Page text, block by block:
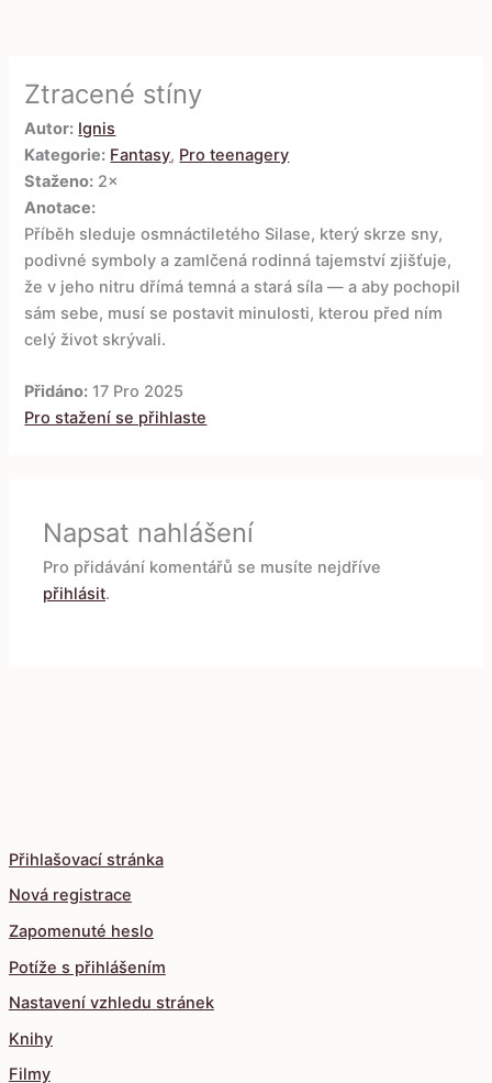
Přihlašovací stránka
Nová registrace
Zapomenuté heslo
Potíže s přihlášením
Nastavení vzhledu stránek
Knihy
Filmy
Ztracené stíny
Autor: Ignis
Kategorie: Fantasy, Pro teenagery
Staženo: 2×
Anotace:
Příběh sleduje osmnáctiletého Silase, který skrze sny,
podivné symboly a zamlčená rodinná tajemství zjišťuje,
že v jeho nitru dřímá temná a stará síla — a aby pochopil
sám sebe, musí se postavit minulosti, kterou před ním
celý život skrývali.
Přidáno: 17 Pro 2025
Pro stažení se přihlaste
Napsat nahlášení
Pro přidávání komentářů se musíte nejdříve
přihlásit.